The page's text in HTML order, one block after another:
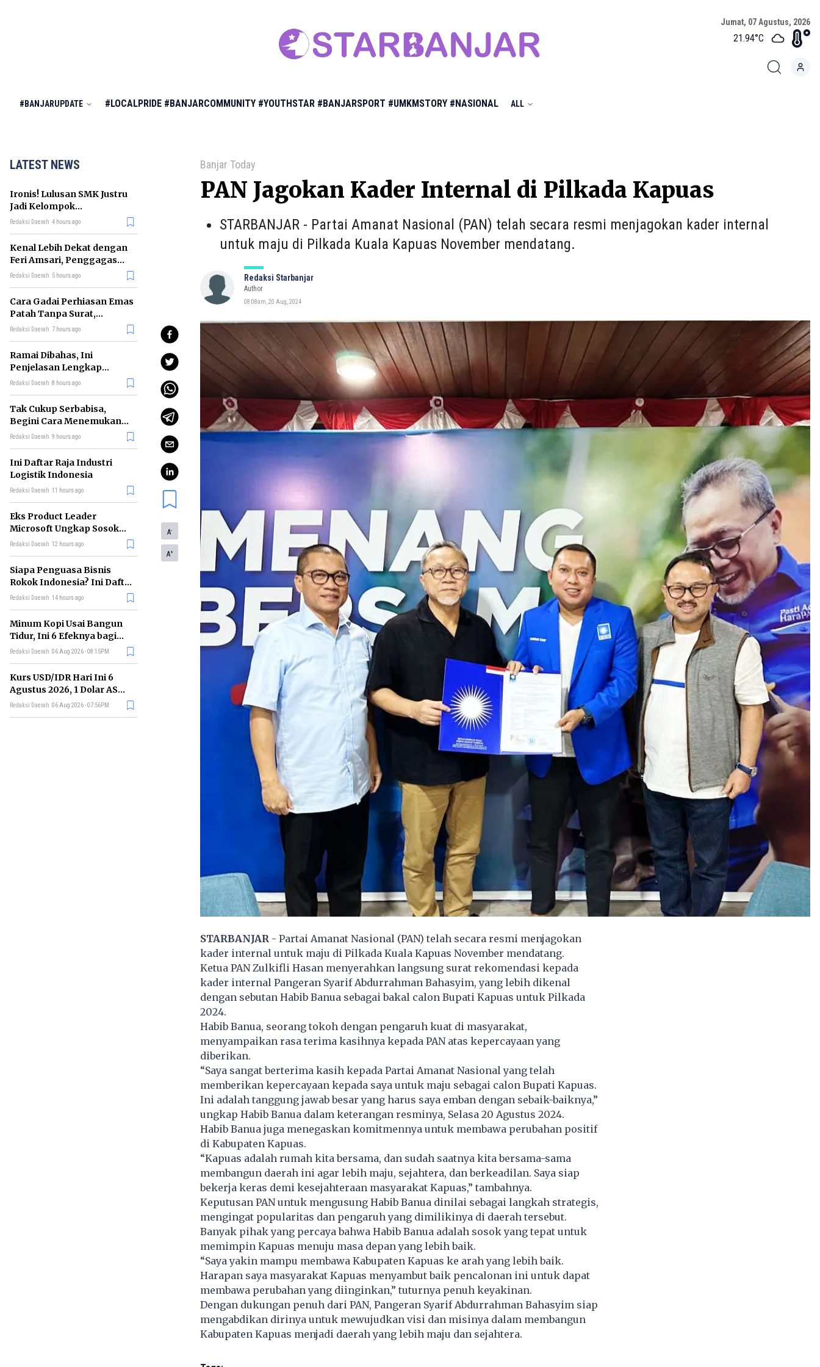
Jumat, 07 Agustus, 2026
21.94°C
#BANJARUPDATE #LOCALPRIDE #BANJARCOMMUNITY #YOUTHSTAR #BANJARSPORT #UMKMSTORY #NASIONAL ALL
LATEST NEWS
Ironis! Lulusan SMK Justru
Jadi Kelompok
Pengangguran Terbanyak
Redaksi Daerah 4 hours ago
Kenal Lebih Dekat dengan
Feri Amsari, Penggagas
Kabinet Bayangan
Redaksi Daerah 5 hours ago
Cara Gadai Perhiasan Emas
Patah Tanpa Surat,
Ternyata Tetap Bisa!
Redaksi Daerah 7 hours ago
Ramai Dibahas, Ini
Penjelasan Lengkap
tentang Konsep Kabinet
Redaksi Daerah 8 hours ago
Tak Cukup Serbabisa,
Begini Cara Menemukan
'Spike' agar CV Dilirik HR
Redaksi Daerah 9 hours ago
Ini Daftar Raja Industri
Logistik Indonesia
Redaksi Daerah 11 hours ago
Eks Product Leader
Microsoft Ungkap Sosok
yang Paling Cocok
Redaksi Daerah 12 hours ago
Siapa Penguasa Bisnis
Rokok Indonesia? Ini Daftar
Perusahaan Terbesarnya
Redaksi Daerah 14 hours ago
Minum Kopi Usai Bangun
Tidur, Ini 6 Efeknya bagi
Kesehatan Tubuh
Redaksi Daerah 06 Aug 2026 - 08:15PM
Kurs USD/IDR Hari Ini 6
Agustus 2026, 1 Dolar AS
Kini Berapa Rupiah?
Redaksi Daerah 06 Aug 2026 - 07:56PM
Banjar Today
PAN Jagokan Kader Internal di Pilkada Kapuas
STARBANJAR - Partai Amanat Nasional (PAN) telah secara resmi menjagokan kader internal
untuk maju di Pilkada Kuala Kapuas November mendatang.
Redaksi Starbanjar
Author
08:08am, 20 Aug, 2024
A-
A+
STARBANJAR - Partai Amanat Nasional (PAN) telah secara resmi menjagokan
kader internal untuk maju di Pilkada Kuala Kapuas November mendatang.
Ketua PAN Zulkifli Hasan menyerahkan langsung surat rekomendasi kepada
kader internal Pangeran Syarif Abdurrahman Bahasyim, yang lebih dikenal
dengan sebutan Habib Banua sebagai bakal calon Bupati Kapuas untuk Pilkada
2024.
Habib Banua, seorang tokoh dengan pengaruh kuat di masyarakat,
menyampaikan rasa terima kasihnya kepada PAN atas kepercayaan yang
diberikan.
“Saya sangat berterima kasih kepada Partai Amanat Nasional yang telah
memberikan kepercayaan kepada saya untuk maju sebagai calon Bupati Kapuas.
Ini adalah tanggung jawab besar yang harus saya emban dengan sebaik-baiknya,”
ungkap Habib Banua dalam keterangan resminya, Selasa 20 Agustus 2024.
Habib Banua juga menegaskan komitmennya untuk membawa perubahan positif
di Kabupaten Kapuas.
“Kapuas adalah rumah kita bersama, dan sudah saatnya kita bersama-sama
membangun daerah ini agar lebih maju, sejahtera, dan berkeadilan. Saya siap
bekerja keras demi kesejahteraan masyarakat Kapuas,” tambahnya.
Keputusan PAN untuk mengusung Habib Banua dinilai sebagai langkah strategis,
mengingat popularitas dan pengaruh yang dimilikinya di daerah tersebut.
Banyak pihak yang percaya bahwa Habib Banua adalah sosok yang tepat untuk
memimpin Kapuas menuju masa depan yang lebih baik.
“Saya yakin mampu membawa Kabupaten Kapuas ke arah yang lebih baik.
Harapan saya masyarakat Kapuas menyambut baik pencalonan ini untuk dapat
membawa perubahan yang diinginkan,” tuturnya penuh keyakinan.
Dengan dukungan penuh dari PAN, Pangeran Syarif Abdurrahman Bahasyim siap
mengabdikan dirinya untuk mewujudkan visi dan misinya dalam membangun
Kabupaten Kapuas menjadi daerah yang lebih maju dan sejahtera.